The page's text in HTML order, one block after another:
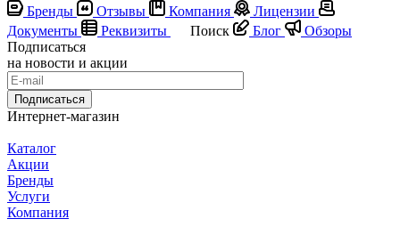
Бренды
Отзывы Компания
Лицензии
Документы
Реквизиты Поиск Блог
Обзоры
Подписаться
на новости и акции
Подписаться
Интернет-магазин
Каталог
Акции
Бренды
Услуги
Компания